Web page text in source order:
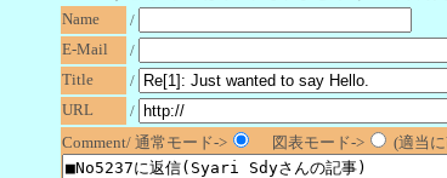
Name
/
E-Mail
/
Title
/
URL
/
Comment/ 通常モード->
図表モード-> (適当